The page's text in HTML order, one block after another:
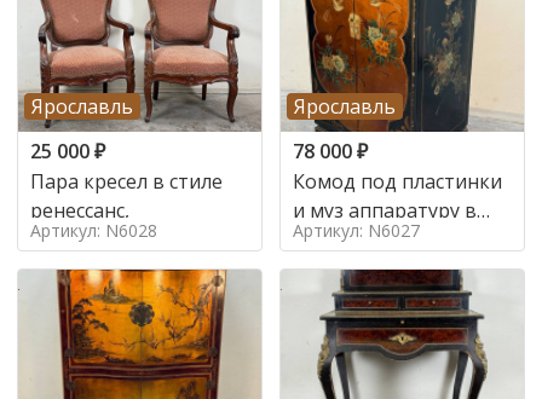
Ярославль
25 000₽
Пара кресел в стиле
ренессанс,
Артикул: N6028
Ярославль
78 000₽
Комод под пластинки
и муз аппаратуру в
стиле шинуазри,
Артикул: N6027